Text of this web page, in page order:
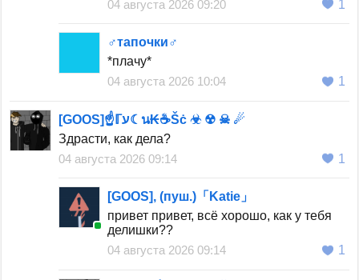
04 августа 2026 09:20 1
♂тапочки♂
*плачу*
04 августа 2026 10:04
1
[GOOS]☝️ℾע☾น₭☕️Šċ ☣ ☢ ☠ ☄
Здрасти, как дела?
04 августа 2026 09:14
1
[GOOS], (пуш.)「Katie」
привет привет, всё хорошо, как у тебя
делишки??
04 августа 2026 09:14
1